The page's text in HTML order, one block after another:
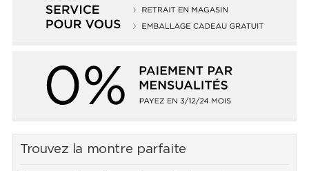
Trouvez la montre parfaite